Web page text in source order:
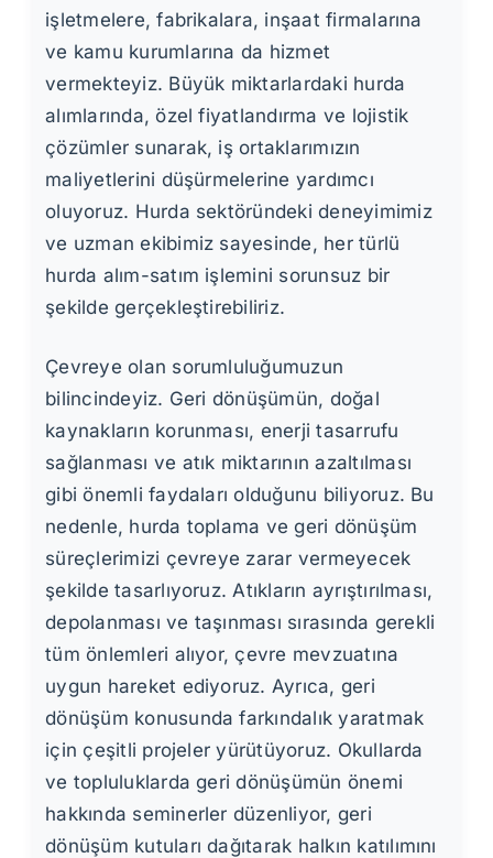
işletmelere, fabrikalara, inşaat firmalarına
ve kamu kurumlarına da hizmet
vermekteyiz. Büyük miktarlardaki hurda
alımlarında, özel fiyatlandırma ve lojistik
çözümler sunarak, iş ortaklarımızın
maliyetlerini düşürmelerine yardımcı
oluyoruz. Hurda sektöründeki deneyimimiz
ve uzman ekibimiz sayesinde, her türlü
hurda alım-satım işlemini sorunsuz bir
şekilde gerçekleştirebiliriz.
Çevreye olan sorumluluğumuzun
bilincindeyiz. Geri dönüşümün, doğal
kaynakların korunması, enerji tasarrufu
sağlanması ve atık miktarının azaltılması
gibi önemli faydaları olduğunu biliyoruz. Bu
nedenle, hurda toplama ve geri dönüşüm
süreçlerimizi çevreye zarar vermeyecek
şekilde tasarlıyoruz. Atıkların ayrıştırılması,
depolanması ve taşınması sırasında gerekli
tüm önlemleri alıyor, çevre mevzuatına
uygun hareket ediyoruz. Ayrıca, geri
dönüşüm konusunda farkındalık yaratmak
için çeşitli projeler yürütüyoruz. Okullarda
ve topluluklarda geri dönüşümün önemi
hakkında seminerler düzenliyor, geri
dönüşüm kutuları dağıtarak halkın katılımını